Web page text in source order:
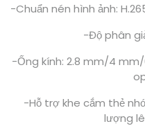
-Chuẩn nén hình ảnh:
-Độ phân
-Ống kính: 2.8 mm/4
-Hỗ trợ khe cắm thẻ
lượng